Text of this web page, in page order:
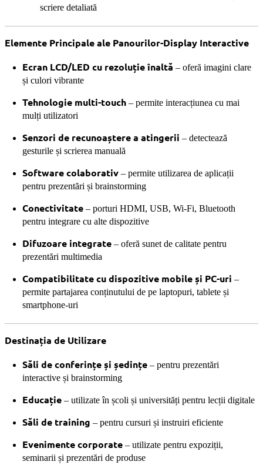
scriere detaliată
Elemente Principale ale Panourilor-Display Interactive
Ecran LCD/LED cu rezoluție înaltă – oferă imagini clare
și culori vibrante
Tehnologie multi-touch – permite interacțiunea cu mai
mulți utilizatori
Senzori de recunoaștere a atingerii – detectează
gesturile și scrierea manuală
Software colaborativ – permite utilizarea de aplicații
pentru prezentări și brainstorming
Conectivitate – porturi HDMI, USB, Wi-Fi, Bluetooth
pentru integrare cu alte dispozitive
Difuzoare integrate – oferă sunet de calitate pentru
prezentări multimedia
Compatibilitate cu dispozitive mobile și PC-uri –
permite partajarea conținutului de pe laptopuri, tablete și
smartphone-uri
Destinația de Utilizare
Săli de conferințe și ședințe – pentru prezentări
interactive și brainstorming
Educație – utilizate în școli și universități pentru lecții digitale
Săli de training – pentru cursuri și instruiri eficiente
Evenimente corporate – utilizate pentru expoziții,
seminarii și prezentări de produse